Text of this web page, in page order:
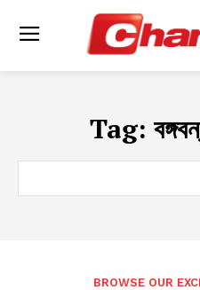
Tag:
BROWSE OUR